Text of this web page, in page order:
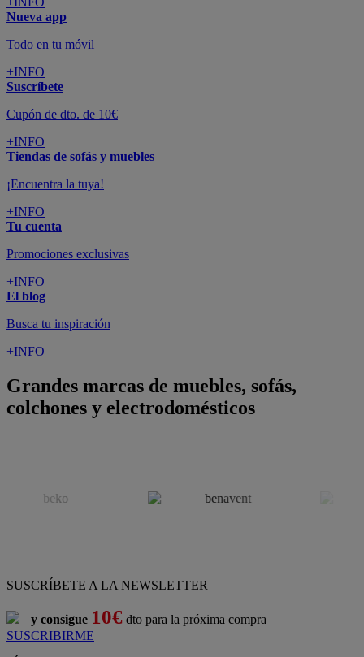
Nueva app
Todo en tu móvil
+INFO
Suscríbete
Cupón de dto. de 10€
+INFO
Tiendas de sofás y muebles
¡Encuentra la tuya!
+INFO
Tu cuenta
Promociones exclusivas
+INFO
El blog
Busca tu inspiración
+INFO
Grandes marcas de muebles, sofás,
colchones y electrodomésticos
SUSCRÍBETE A LA NEWSLETTER
y consigue 10€ dto para la próxima compra
SUSCRIBIRME